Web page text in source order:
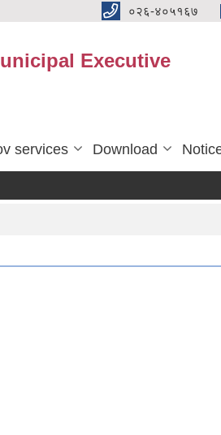
०२६-४०५१६७
Executive
services Download